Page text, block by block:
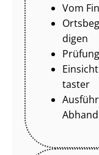
Vom
di­gen
tas­ter